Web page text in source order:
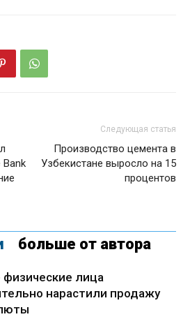
Bank
Следующая статья
Производство цемента в
Узбекистане выросло на 15
процентов
больше от автора
физические лица
нарастили продажу